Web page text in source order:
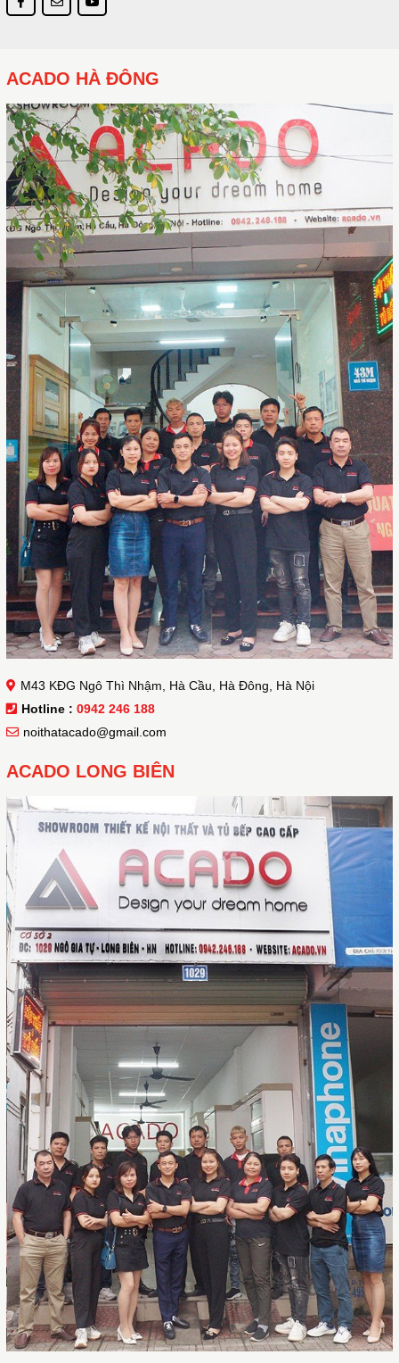
ACADO HÀ ĐÔNG
M43 KĐG Ngô Thì Nhậm, Hà Cầu, Hà Đông, Hà Nội
Hotline : 0942 246 188
noithatacado@gmail.com
ACADO LONG BIÊN